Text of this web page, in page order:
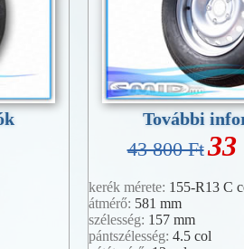
További
43 800 Ft33
kerék mérete: 155-R13 C
átmérő: 581 mm
szélesség: 157 mm
pántszélesség: 4.5 col